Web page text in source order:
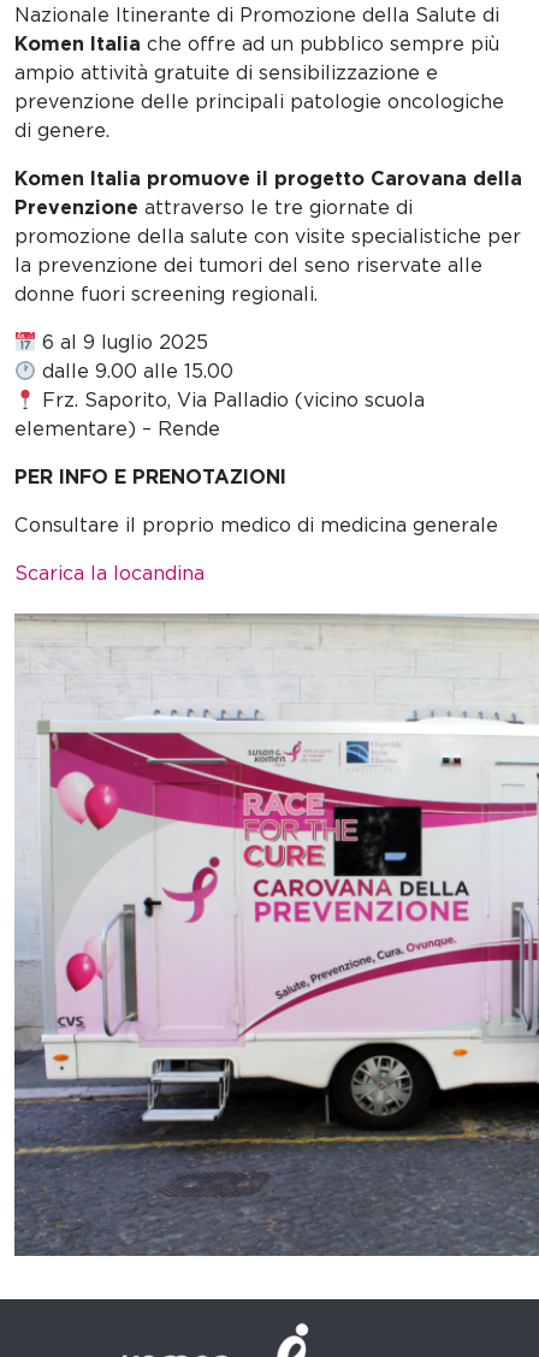
Nazionale Itinerante di Promozione della Salute di
Komen Italia che offre ad un pubblico sempre più
ampio attività gratuite di sensibilizzazione e
prevenzione delle principali patologie oncologiche
di genere.
Komen Italia promuove il progetto Carovana della
Prevenzione attraverso le tre giornate di
promozione della salute con visite specialistiche per
la prevenzione dei tumori del seno riservate alle
donne fuori screening regionali.
6 al 9 luglio 2025
dalle 9.00 alle 15.00
Frz. Saporito, Via Palladio (vicino scuola
elementare) – Rende
PER INFO E PRENOTAZIONI
Consultare il proprio medico di medicina generale
Scarica la locandina